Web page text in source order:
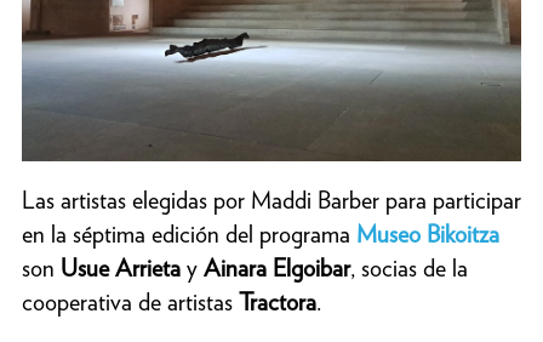
Las artistas elegidas por Maddi Barber para participar
en la séptima edición del programa Museo Bikoitza
son Usue Arrieta y Ainara Elgoibar, socias de la
cooperativa de artistas Tractora.